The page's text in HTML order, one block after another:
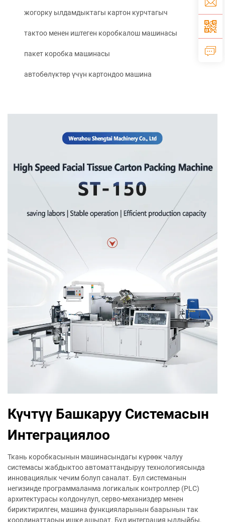
жогорку ылдамдыктагы картон курчтагыч
тактоо менен иштеген коробкалош машинасы
пакет коробка машинасы
автобөлүктөр үчүн картондоо машина
Күчтүү Башкаруу Системасын
Интеграциялоо
Ткань коробкасынын машинасындагы күрөөк чалуу
системасы жабдыктоо автоматтандыруу технологиясында
инновациялык чечим болуп саналат. Бул системанын
негизинде программаланма логикалык контроллер (PLC)
архитектурасы колдонулуп, серво-механиздер менен
бириктирилген, машина функцияларынын баарынын так
координаттарын ишке ашырат. Бул интеграция ылдыйбы,